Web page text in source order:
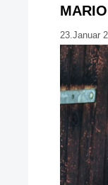
23.Januar